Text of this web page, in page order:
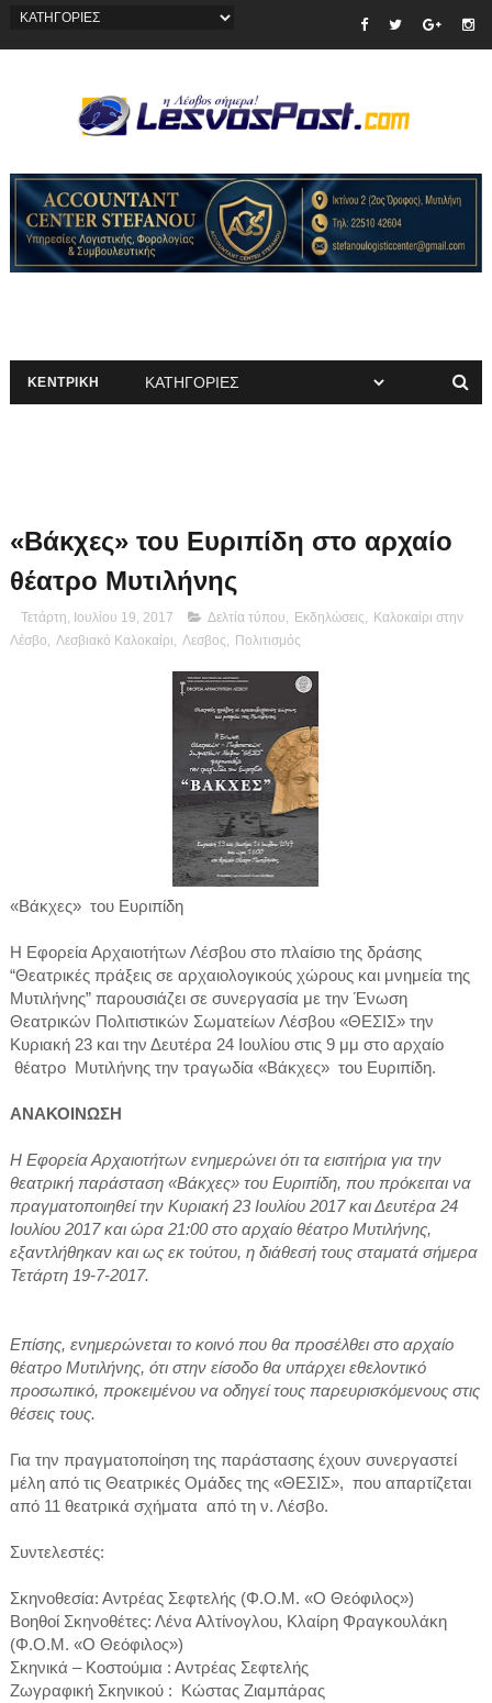
ΚΕΝΤΡΙΚΗ
«Βάκχες» του Ευριπίδη στο αρχαίο
θέατρο Μυτιλήνης
Τετάρτη, Ιουλίου 19, 2017 Δελτία τύπου Εκδηλώσεις
Καλοκαίρι στην
Λέσβο
Λεσβιακό Καλοκαίρι Λεσβος Πολιτισμός
«Βάκχες» του Ευριπίδη
Η Εφορεία Αρχαιοτήτων Λέσβου στο πλαίσιο της δράσης
“Θεατρικές πράξεις σε αρχαιολογικούς χώρους και μνημεία της
Μυτιλήνης” παρουσιάζει σε συνεργασία με την Ένωση
Θεατρικών Πολιτιστικών Σωματείων Λέσβου «ΘΕΣΙΣ» την
Κυριακή 23 και την Δευτέρα 24 Ιουλίου στις 9 μμ στο αρχαίο
θέατρο Μυτιλήνης την τραγωδία «Βάκχες» του Ευριπίδη.
ΑΝΑΚΟΙΝΩΣΗ
Η Εφορεία Αρχαιοτήτων ενημερώνει ότι τα εισιτήρια για την
θεατρική παράσταση «Βάκχες» του Ευριπίδη, που πρόκειται να
πραγματοποιηθεί την Κυριακή 23 Ιουλίου 2017 και Δευτέρα 24
Ιουλίου 2017 και ώρα 21:00 στο αρχαίο θέατρο Μυτιλήνης,
εξαντλήθηκαν και ως εκ τούτου, η διάθεσή τους σταματά σήμερα
Τετάρτη 19-7-2017.
Επίσης, ενημερώνεται το κοινό που θα προσέλθει στο αρχαίο
θέατρο Μυτιλήνης, ότι στην είσοδο θα υπάρχει εθελοντικό
προσωπικό, προκειμένου να οδηγεί τους παρευρισκόμενους στις
θέσεις τους.
Για την πραγματοποίηση της παράστασης έχουν συνεργαστεί
μέλη από τις Θεατρικές Ομάδες της «ΘΕΣΙΣ», που απαρτίζεται
από 11 θεατρικά σχήματα από τη ν. Λέσβο.
Συντελεστές:
Σκηνοθεσία: Αντρέας Σεφτελής (Φ.Ο.Μ. «Ο Θεόφιλος»)
Βοηθοί Σκηνοθέτες: Λένα Αλτίνογλου, Κλαίρη Φραγκουλάκη
(Φ.Ο.Μ. «Ο Θεόφιλος»)
Σκηνικά – Κοστούμια : Αντρέας Σεφτελής
Ζωγραφική Σκηνικού : Κώστας Ζιαμπάρας